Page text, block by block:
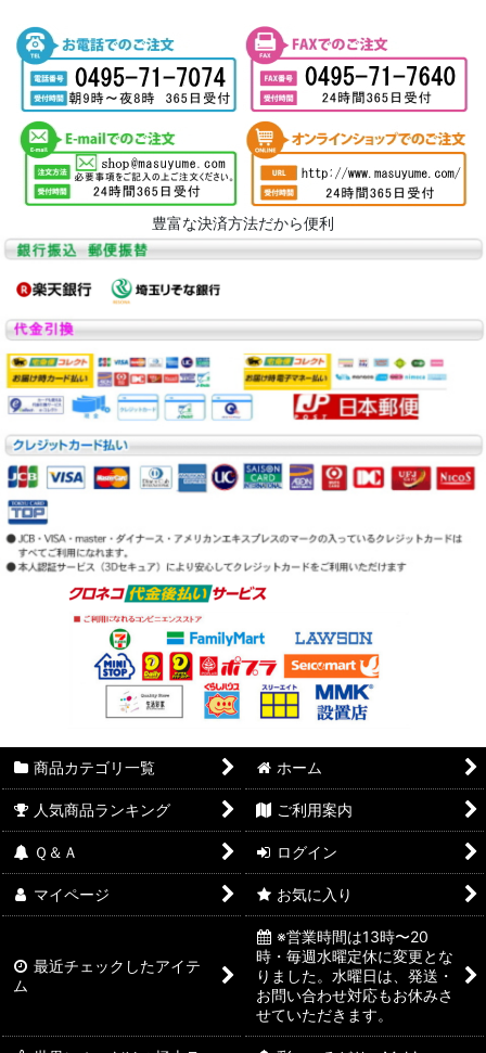
豊富な決済方法だから便利
商品カテゴリ一覧 ホーム
人気商品ランキング ご利用案内
Ｑ＆Ａ ログイン
マイページ お気に入り
最近チェックしたアイテ
ム
※営業時間は13時〜20
時・毎週水曜定休に変更とな
りました。水曜日は、発送・
お問い合わせ対応もお休みさ
せていただきます。